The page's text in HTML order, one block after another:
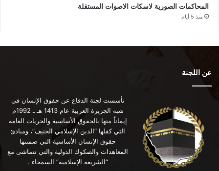
المحاكمات الصورية لاسكات الاصوات المستقلة
منذ 5 أيام
عن اللجنة
تأسست لجنة الدفاع عن حقوق الإنسان في
شبه الجزيرة العربية عام 1413 هـ ـ 1992م
إيماناً منها بالحقوق الأساسية والحريات العامة
التي كفلها “الدين الإسلامي الحنيف”، ومبادئ
حقوق الإنسان الأساسية التي ضمنتها
المعاهدات والصكوك الدولية والتي تتماشى مع
“الشريعة الإسلامية” السمحاء .